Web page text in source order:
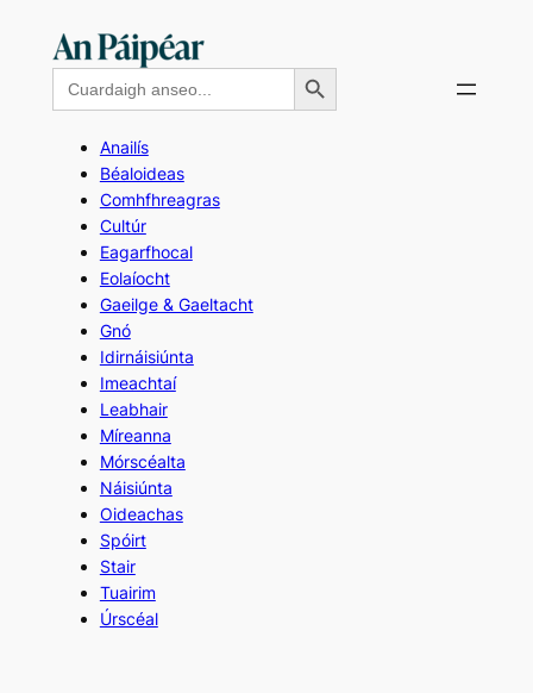
contentSearch
for:
Search Button
Anailís
Béaloideas
Comhfhreagras
Cultúr
Eagarfhocal
Eolaíocht
Gaeilge & Gaeltacht
Gnó
Idirnáisiúnta
Imeachtaí
Leabhair
Míreanna
Mórscéalta
Náisiúnta
Oideachas
Spóirt
Stair
Tuairim
Úrscéal